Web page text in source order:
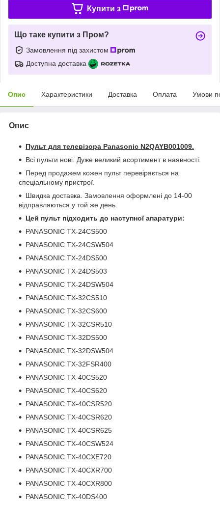
Купити з
Що таке купити з Пром?
Замовлення під захистом
Доступна доставка
Опис Характеристики Доставка Оплата Умови
Опис
Пульт для телевізора Panasonic N2QAYB001009.
Всі пульти нові. Дуже великий асортимент в наявності.
Перед продажем кожен пульт перевіряється на
спеціальному пристрої.
Швидка доставка. Замовлення оформлені до 14-00
відправляються у той же день.
Цей пульт підходить до наступної апаратури:
PANASONIC TX-24CS500
PANASONIC TX-24CSW504
PANASONIC TX-24DS500
PANASONIC TX-24DS503
PANASONIC TX-24DSW504
PANASONIC TX-32CS510
PANASONIC TX-32CS600
PANASONIC TX-32CSR510
PANASONIC TX-32DS500
PANASONIC TX-32DSW504
PANASONIC TX-32FSR400
PANASONIC TX-40CS520
PANASONIC TX-40CS620
PANASONIC TX-40CSR520
PANASONIC TX-40CSR620
PANASONIC TX-40CSR625
PANASONIC TX-40CSW524
PANASONIC TX-40CXE720
PANASONIC TX-40CXR700
PANASONIC TX-40CXR800
PANASONIC TX-40DS400